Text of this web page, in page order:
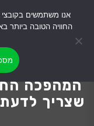
המהפכה
שצריך
החוויה הטובה